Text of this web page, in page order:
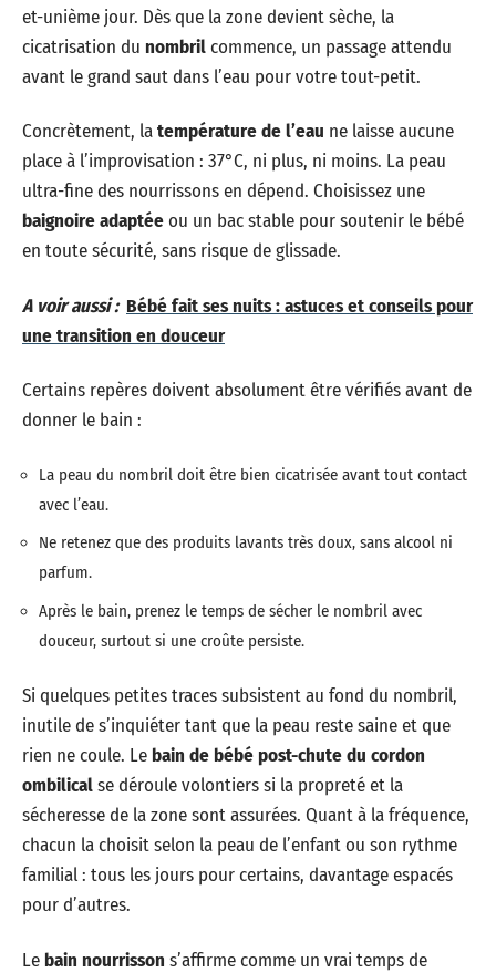
et-unième jour. Dès que la zone devient sèche, la
cicatrisation du nombrilcommence, un passage attendu
avant le grand saut dans l’eau pour votre tout-petit.
Concrètement, latempérature de l’eau ne laisse aucune
place à l’improvisation : 37°C, ni plus, ni moins. La peau
ultra-fine des nourrissons en dépend. Choisissez une
baignoire adaptéeou un bac stable pour soutenir le bébé
en toute sécurité, sans risque de glissade.
A voir aussi : Bébé fait ses nuits : astuces et conseils pour
une transition en douceur
Certains repères doivent absolument être vérifiés avant de
donner le bain :
La peau du nombril doit être bien cicatrisée avant tout contact
avec l’eau.
Ne retenez que des produits lavants très doux, sans alcool ni
parfum.
Après le bain, prenez le temps de sécher le nombril avec
douceur, surtout si une croûte persiste.
Si quelques petites traces subsistent au fond du nombril,
inutile de s’inquiéter tant que la peau reste saine et que
rien ne coule. Le bain de bébé post-chute du cordon
ombilicalse déroule volontiers si la propreté et la
sécheresse de la zone sont assurées. Quant à la fréquence,
chacun la choisit selon la peau de l’enfant ou son rythme
familial : tous les jours pour certains, davantage espacés
pour d’autres.
Lebain nourrisson s’affirme comme un vrai temps de